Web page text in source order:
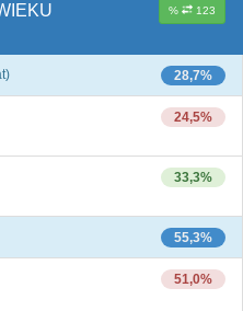
% 123
28,7%
24,5%
33,3%
55,3%
51,0%